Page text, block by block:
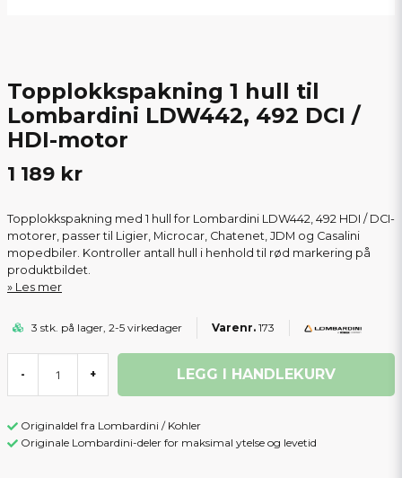
Topplokkspakning 1 hull til
Lombardini LDW442, 492 DCI /
HDI-motor
1 189 kr
Topplokkspakning med 1 hull for Lombardini LDW442, 492 HDI / DCI-
motorer, passer til Ligier, Microcar, Chatenet, JDM og Casalini
mopedbiler. Kontroller antall hull i henhold til rød markering på
produktbildet.
Les mer
3 stk. på lager, 2-5 virkedager 173
- + LEGG I HANDLEKURV
Originaldel fra Lombardini / Kohler
Originale Lombardini-deler for maksimal ytelse og levetid